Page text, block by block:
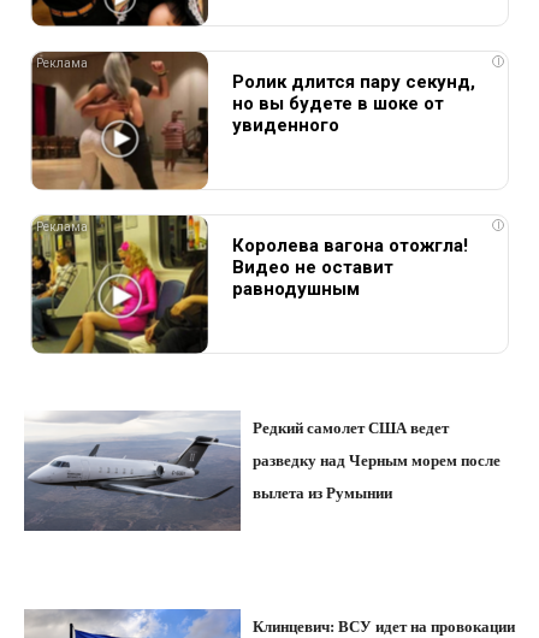
i
Ролик длится пару секунд,
но вы будете в шоке от
увиденного
i
Королева вагона отожгла!
Видео не оставит
равнодушным
Редкий самолет США ведет
разведку над Черным морем после
вылета из Румынии
Клинцевич: ВСУ идет на провокации